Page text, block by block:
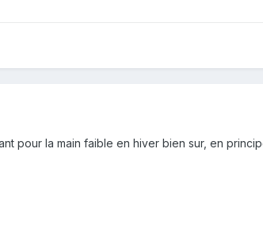
pour la main faible en hiver bien sur, en